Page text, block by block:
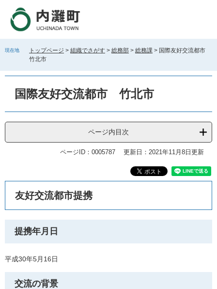
す
し
現在地 トップページ > 組織でさがす > 総務部 > 総務課 > 国際友好交流都市
竹北市
国際友好交流都市 竹北市
ページ内目次
ページID：0005787 更新日：2021年11月8日更新
友好交流都市提携
提携年月日
平成30年5月16日
交流の背景